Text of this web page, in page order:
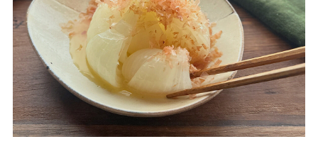
ヤマキ『めんつゆ』 ヤマキ 割烹白だし
主食レシピ
主菜レシピ
汁物レシピ
だしの取り方
かつお節の削り方
かつお節・だしをもっと知る
CM
キャンペーン一覧
企業・採用情報
企業情報
- 百年対話
お問い合わせ
ヤマキお客様相談室
オンラインショップ